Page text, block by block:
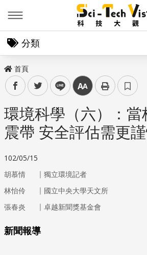
分類
首頁
facebooktwitter line 中
環境科學（六）：當
震帶 安全評估需更
102/05/15
胡慕情 ｜ 獨立環境記者
林怡伶
｜ 國立中央大學天文所
張春炎
｜ 卓越新聞獎基金會
新聞報導